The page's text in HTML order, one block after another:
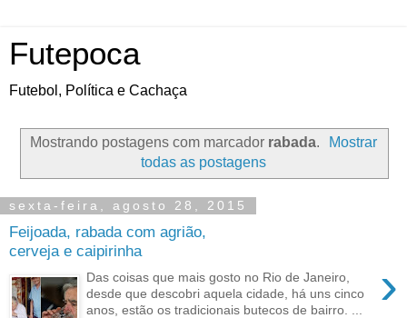
Futepoca
Futebol, Política e Cachaça
Mostrando postagens com marcador rabada.
Mostrar
todas as postagens
sexta-feira, agosto 28, 2015
Feijoada, rabada com agrião,
cerveja e caipirinha
›
Das coisas que mais gosto no Rio de Janeiro,
desde que descobri aquela cidade, há uns cinco
anos, estão os tradicionais butecos de bairro. ...